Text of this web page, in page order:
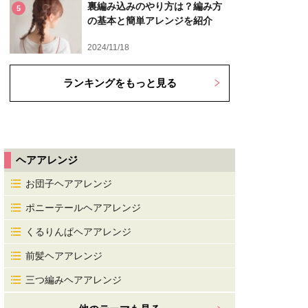
5
裏編み込みのやり方は？編み方
の基本と簡単アレンジを紹介
2024/11/18
ランキングをもっと見る
ヘアアレンジ
お団子ヘアアレンジ
ポニーテールヘアアレンジ
くるりんぱヘアアレンジ
前髪ヘアアレンジ
三つ編みヘアアレンジ